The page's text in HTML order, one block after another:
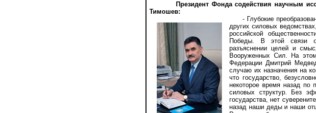
Президент Фонда содействия научным
Тимошев:
- Глубокие
других силовых
российской
Победы. В этой связи
разъяснении целей и
Вооруженных Сил. На этом
Федерации Дмитрий
случаю их назначения на
что государство,
некоторое время назад по
силовых структур. Без
государства, нет
назад наши деды и наши